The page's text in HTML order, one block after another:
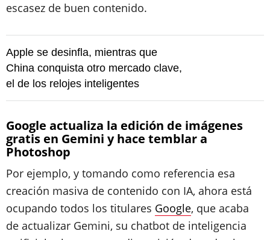
escasez de buen contenido.
Apple se desinfla, mientras que
China conquista otro mercado clave,
el de los relojes inteligentes
Google actualiza la edición de imágenes
gratis en Gemini y hace temblar a
Photoshop
Por ejemplo, y tomando como referencia esa
creación masiva de contenido con IA, ahora está
ocupando todos los titulares Google, que acaba
de actualizar Gemini, su chatbot de inteligencia